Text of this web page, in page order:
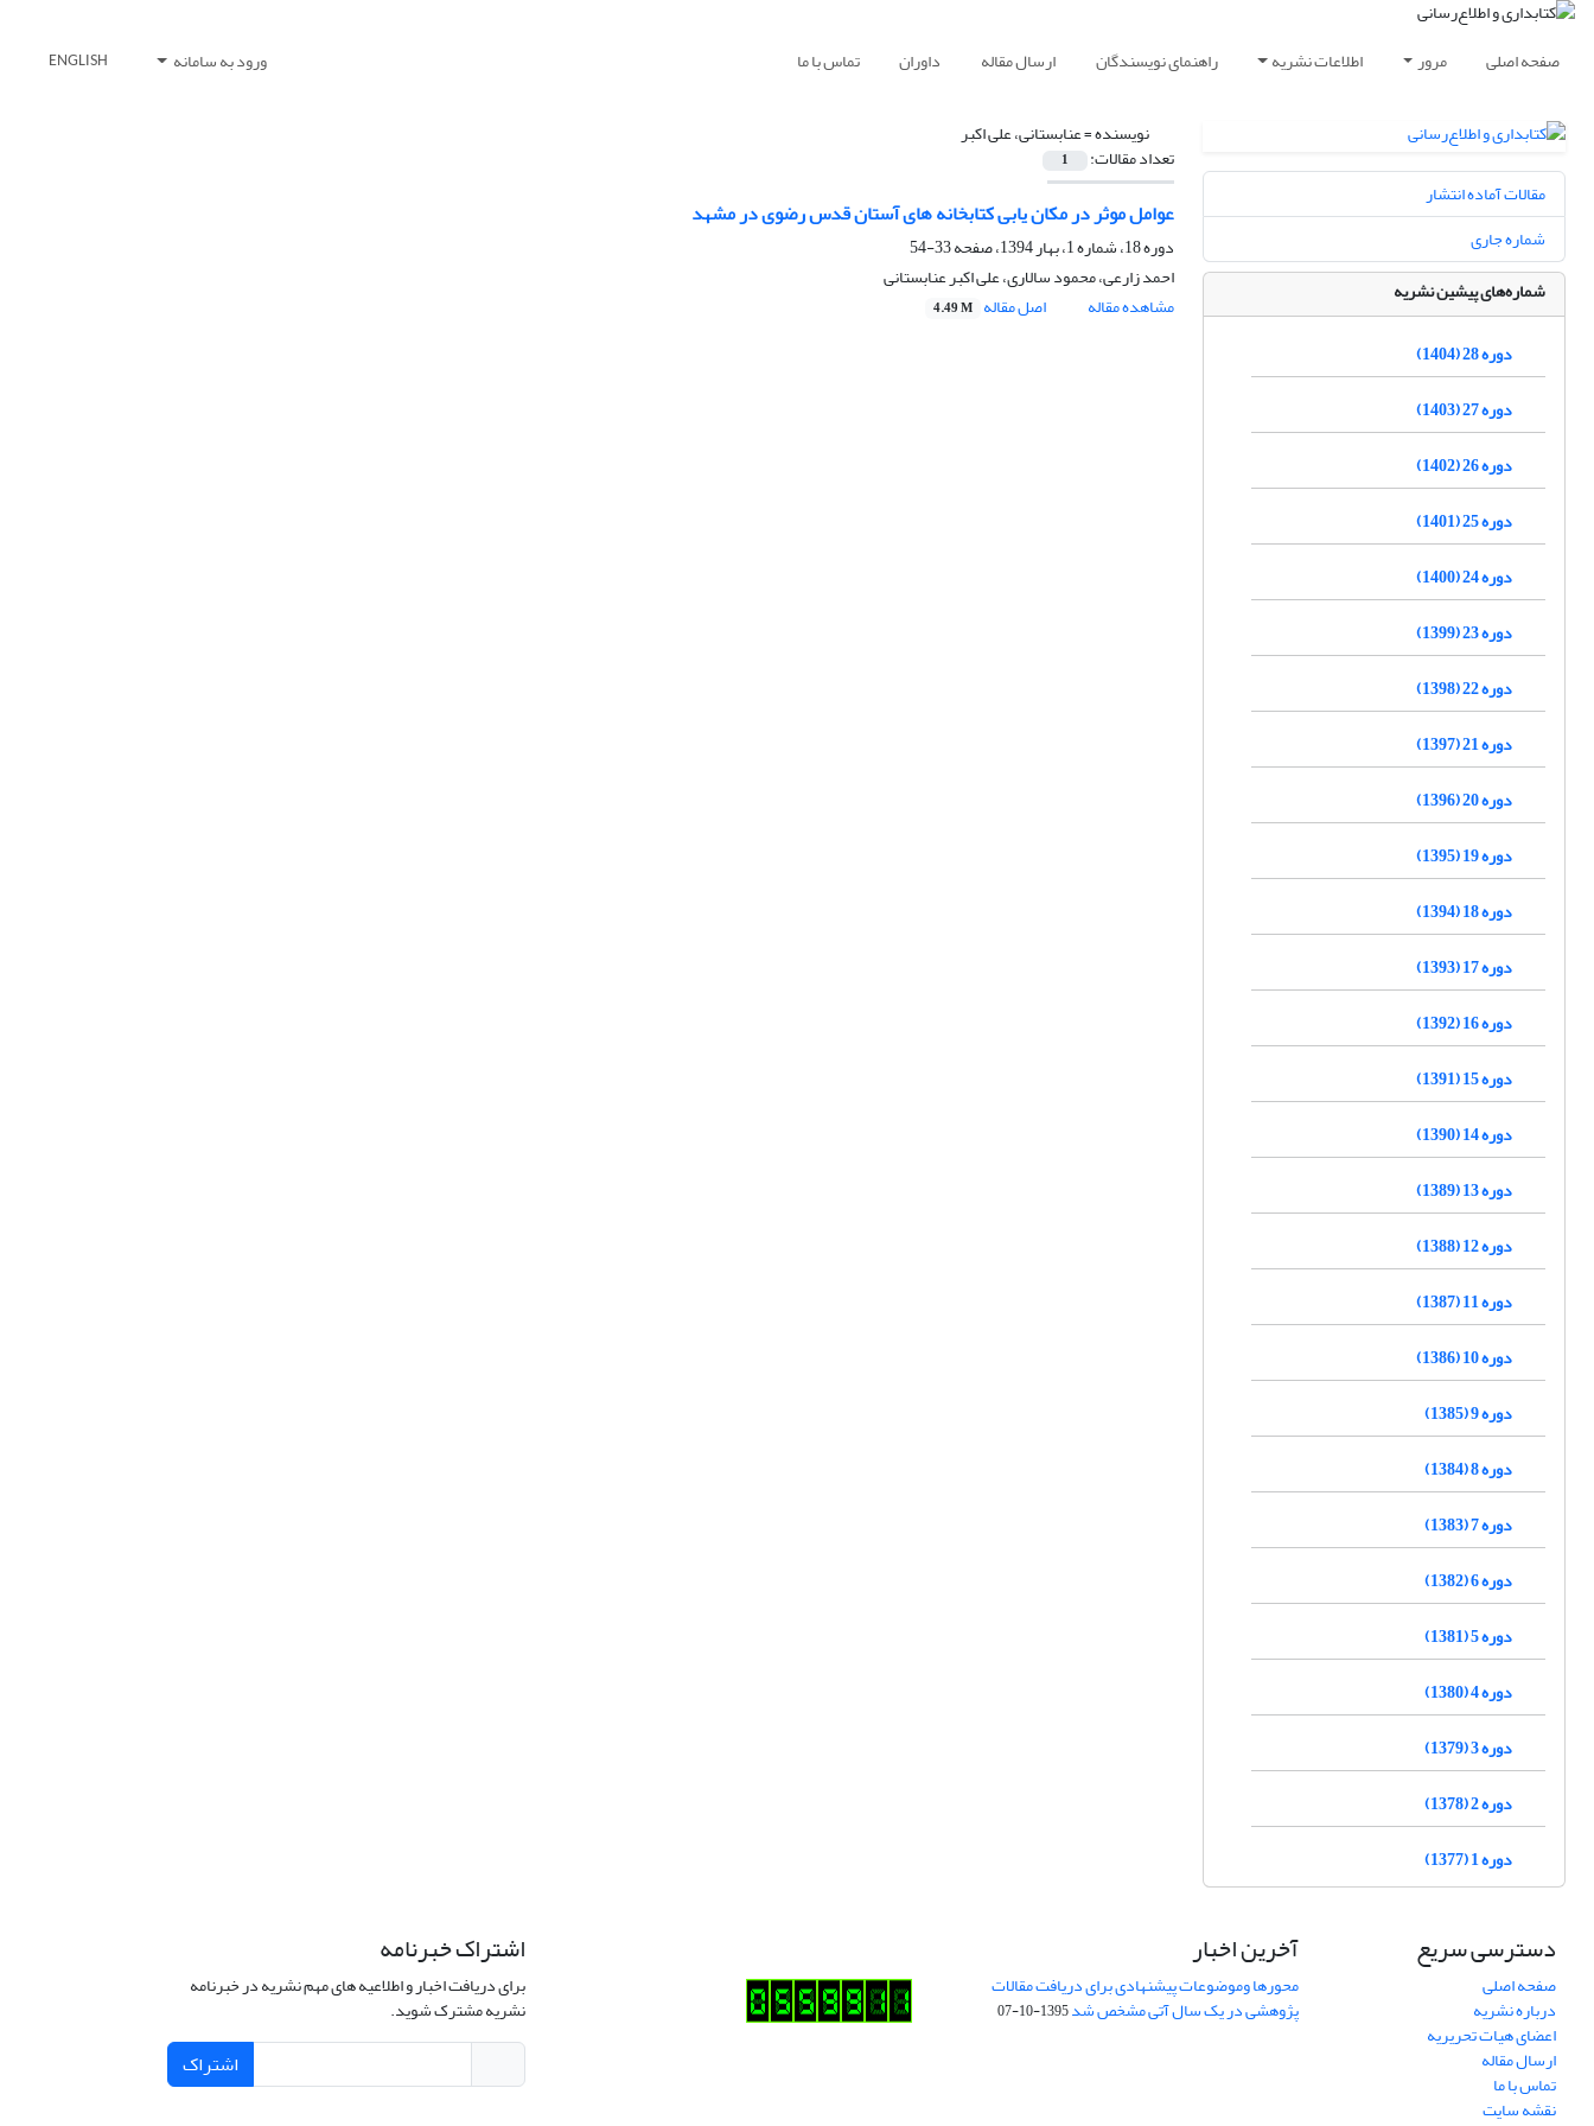
صفحه اصلی مرور اطلاعات نشریه راهنمای نویسندگان ارسال مقاله داوران تماس با ما ورود به سامانه ENGLISH
نویسنده =عنابستانی، علی اکبر
تعداد مقالات: 1
عوامل موثر در مکان یابی کتابخانه های آستان قدس رضوی در مشهد
دوره 18، شماره 1، بهار 1394، صفحه
33-54
احمد زارعی، محمود سالاری، علی اکبر عنابستانی
مشاهده مقاله
اصل مقاله 4.49 M
مقالات آماده انتشار
شماره جاری
شماره‌های پیشین نشریه
دوره 28 (1404)
دوره 27 (1403)
دوره 26 (1402)
دوره 25 (1401)
دوره 24 (1400)
دوره 23 (1399)
دوره 22 (1398)
دوره 21 (1397)
دوره 20 (1396)
دوره 19 (1395)
دوره 18 (1394)
دوره 17 (1393)
دوره 16 (1392)
دوره 15 (1391)
دوره 14 (1390)
دوره 13 (1389)
دوره 12 (1388)
دوره 11 (1387)
دوره 10 (1386)
دوره 9 (1385)
دوره 8 (1384)
دوره 7 (1383)
دوره 6 (1382)
دوره 5 (1381)
دوره 4 (1380)
دوره 3 (1379)
دوره 2 (1378)
دوره 1 (1377)
دسترسی سریع
صفحه اصلی
درباره نشریه
اعضای هیات تحریریه
ارسال مقاله
تماس با ما
نقشه سایت
آخرین اخبار
محورها وموضوعات پیشنهادی برای دریافت مقالات
پژوهشی در یک سال آتی مشخص شد1395-10-07
اشتراک خبرنامه
برای دریافت اخبار و اطلاعیه های مهم نشریه در خبرنامه
نشریه مشترک شوید.
اشتراک